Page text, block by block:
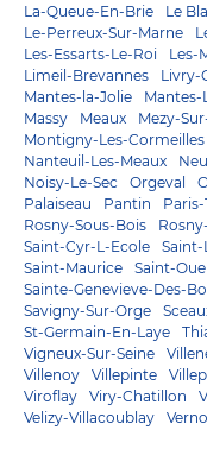
La-Queue-En-Brie
Le
Le-Perreux-Sur-Marne
Les-Essarts-Le-Roi
Les-
Limeil-Brevannes
Livry-
Mantes-la-Jolie
Mantes-
Massy
Meaux Mezy-
Montigny-Les-Cormeilles
Nanteuil-Les-Meaux
Noisy-Le-Sec
Orgeval
Palaiseau
Pantin Paris-
Rosny-Sous-Bois
Saint-Cyr-L-Ecole
Saint-Maurice
Saint-
Sainte-Genevieve-Des-
Savigny-Sur-Orge
St-Germain-En-Laye
Vigneux-Sur-Seine
Villenoy
Villepinte
Viroflay
Viry-Chatillon
Velizy-Villacoublay